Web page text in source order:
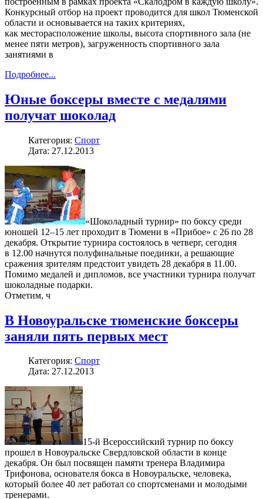
Конкурсный отбор на проект проводится для школ Тюменской
области и основывается на таких критериях,
как месторасположение школы, высота спортивного зала (не
менее пяти метров), загруженность спортивного зала
занятиями в
Подробнее...
Юные боксеры вместе с медалями
получат шоколад
Категория: Спорт
Дата: 27.12.2013
«Шоколадный турнир» по боксу среди
юношей 12–15 лет проходит в Тюмени в «Прибое» с 26 по 28
декабря. Открытие турнира состоялось в четверг, сегодня
в 12.00 начнутся полуфинальные поединки, а решающие
сражения зрителям предстоит увидеть 28 декабря в 11.00.
Помимо медалей и дипломов, все участники турнира получат
шоколадные подарки.
Отметим, ч
В Новоуральске тюменские боксеры
заняли пять первых мест
Категория: Спорт
Дата: 27.12.2013
15-й Всероссийский турнир по боксу
прошел в Новоуральске Свердловской области в конце
декабря. Он был посвящен памяти тренера Владимира
Трифонова, основателя бокса в Новоуральске, человека,
который более 40 лет работал со спортсменами и молодыми
тренерами.